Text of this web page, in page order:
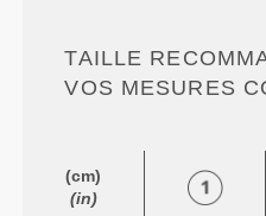
TAILLE
VOS MESURES
(cm)
(in)